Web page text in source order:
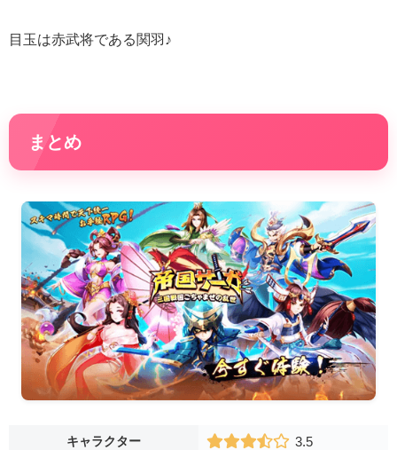
目玉は赤武将である関羽♪
まとめ
キャラクター 3.5